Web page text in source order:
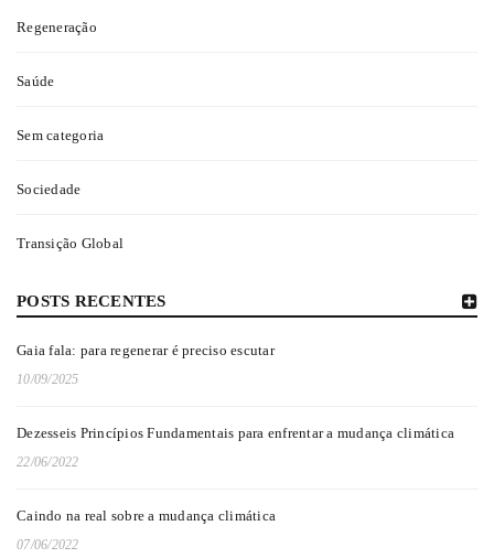
Regeneração
Saúde
Sem categoria
Sociedade
Transição Global
POSTS RECENTES
Gaia fala: para regenerar é preciso escutar
10/09/2025
Dezesseis Princípios Fundamentais para enfrentar a mudança climática
22/06/2022
Caindo na real sobre a mudança climática
07/06/2022
PorBambual Editora
pessoas espiritualistas e progressistas.